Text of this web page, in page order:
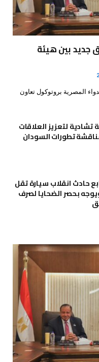
جديد بين هيئة
المصرية بروتوكول تعاون
لتعزيز العلاقات
تطورات السودان
حادث انقلاب سيارة تقل
بحصر الضحايا لصرف